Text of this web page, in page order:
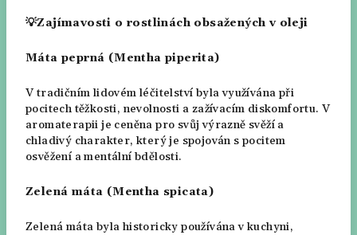
💡Zajímavosti o rostlinách obsažených v oleji
Máta peprná (Mentha piperita)
V tradičním lidovém léčitelství byla využívána při
pocitech těžkosti, nevolnosti a zažívacím diskomfortu. V
aromaterapii je ceněna pro svůj výrazně svěží a
chladivý charakter, který je spojován s pocitem
osvěžení a mentální bdělosti.
Zelená máta (Mentha spicata)
Zelená máta byla historicky používána v kuchyni,